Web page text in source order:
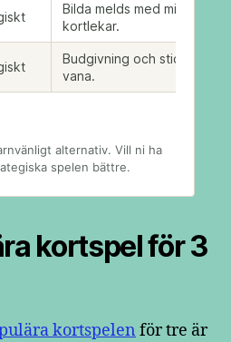
Bilda melds med minst tre
kortlekar.
Budgivning och
vana.
alternativ. Vill ni ha
spelen bättre.
kortspel för 3
kortspelen för tre är